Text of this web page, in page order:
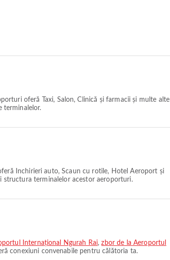
oferă Taxi, Salon, Clinică și farmacii și multe alte
terminalelor.
Închirieri auto, Scaun cu rotile, Hotel Aeroport și
terminalelor acestor aeroporturi.
Internațional Ngurah Rai,zbor de la Aeroportul
conexiuni convenabile pentru călătoria ta.